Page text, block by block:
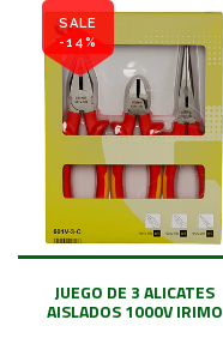
SALE
-14%
JUEGO DE 3 ALICATES
AISLADOS 1000V IRIMO